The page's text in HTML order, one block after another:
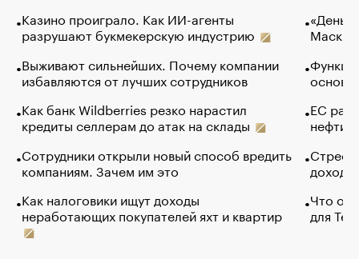
Казино проиграло. Как ИИ-агенты
разрушают букмекерскую индустрию
Выживают сильнейших. Почему компании
избавляются от лучших сотрудников
Как банк Wildberries резко нарастил
кредиты селлерам до атак на склады
Сотрудники открыли новый способ вредить
компаниям. Зачем им это
Как налоговики ищут доходы
неработающих покупателей яхт и квартир
Маск в
основ
ЕС
нефти
Что
для